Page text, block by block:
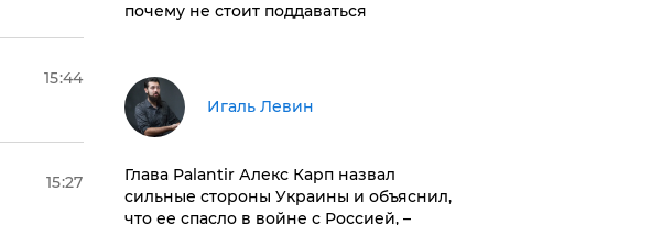
15:44
15:27
почему не стоит поддаваться
Игаль Левин
Глава Palantir Алекс Карп назвал
сильные стороны Украины и объяснил,
что ее спасло в войне с Россией, –